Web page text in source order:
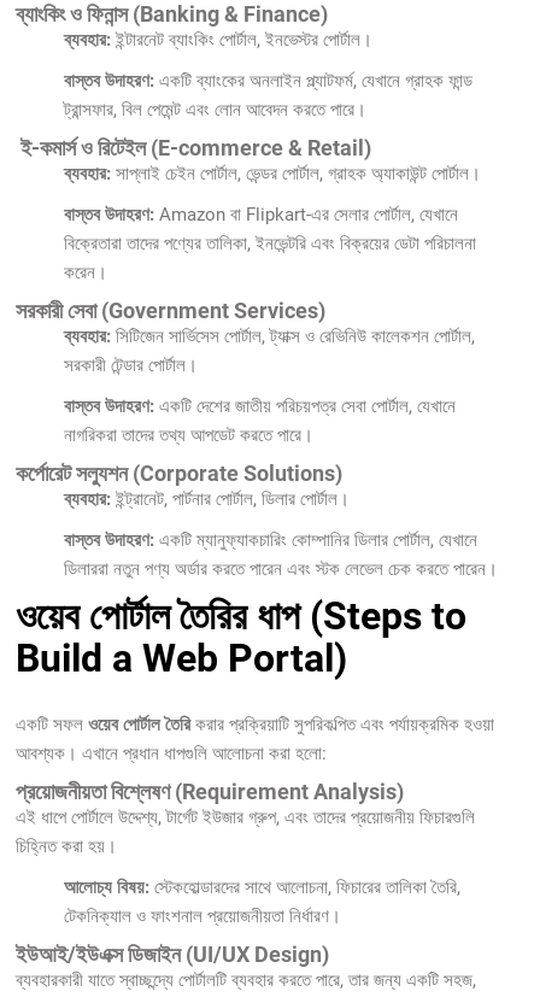
ব্যাংকিং ও ফিনান্স (Banking & Finance)
ব্যবহার: ইন্টারনেট ব্যাংকিং পোর্টাল, ইনভেস্টর পোর্টাল।
বাস্তব উদাহরণ: একটি ব্যাংকের অনলাইন প্ল্যাটফর্ম, যেখানে গ্রাহক ফান্ড
ট্রান্সফার, বিল পেমেন্ট এবং লোন আবেদন করতে পারে।
ই-কমার্স ও রিটেইল (E-commerce & Retail)
ব্যবহার: সাপ্লাই চেইন পোর্টাল, ভেন্ডর পোর্টাল, গ্রাহক অ্যাকাউন্ট পোর্টাল।
বাস্তব উদাহরণ: Amazon বা Flipkart-এর সেলার পোর্টাল, যেখানে
বিক্রেতারা তাদের পণ্যের তালিকা, ইনভেন্টরি এবং বিক্রয়ের ডেটা পরিচালনা
করেন।
সরকারী সেবা (Government Services)
ব্যবহার: সিটিজেন সার্ভিসেস পোর্টাল, ট্যাক্স ও রেভিনিউ কালেকশন পোর্টাল,
সরকারী টেন্ডার পোর্টাল।
বাস্তব উদাহরণ: একটি দেশের জাতীয় পরিচয়পত্র সেবা পোর্টাল, যেখানে
নাগরিকরা তাদের তথ্য আপডেট করতে পারে।
কর্পোরেট সল্যুশন (Corporate Solutions)
ব্যবহার: ইন্ট্রানেট, পার্টনার পোর্টাল, ডিলার পোর্টাল।
বাস্তব উদাহরণ: একটি ম্যানুফ্যাকচারিং কোম্পানির ডিলার পোর্টাল, যেখানে
ডিলাররা নতুন পণ্য অর্ডার করতে পারেন এবং স্টক লেভেল চেক করতে পারেন।
ওয়েব পোর্টাল তৈরির ধাপ (Steps to
Build a Web Portal)
একটি সফলওয়েব পোর্টাল তৈরিকরার প্রক্রিয়াটি সুপরিকল্পিত এবং পর্যায়ক্রমিক হওয়া
আবশ্যক। এখানে প্রধান ধাপগুলি আলোচনা করা হলো:
প্রয়োজনীয়তা বিশ্লেষণ (Requirement Analysis)
এই ধাপে পোর্টালে উদ্দেশ্য, টার্গেট ইউজার গ্রুপ, এবং তাদের প্রয়োজনীয় ফিচারগুলি
চিহ্নিত করা হয়।
আলোচ্য বিষয়: স্টেকহোল্ডারদের সাথে আলোচনা, ফিচারের তালিকা তৈরি,
টেকনিক্যাল ও ফাংশনাল প্রয়োজনীয়তা নির্ধারণ।
ইউআই/ইউএক্স ডিজাইন (UI/UX Design)
ব্যবহারকারী যাতে স্বাচ্ছন্দ্যে পোর্টালটি ব্যবহার করতে পারে, তার জন্য একটি সহজ,